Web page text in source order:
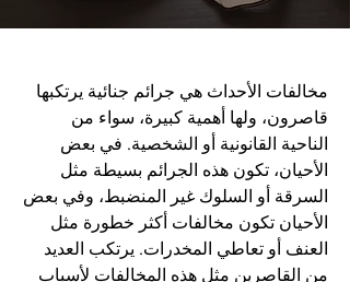
مخالفات الأحداث هي جرائم جنائية يرتكبها
قاصرون، ولها أهمية كبيرة، سواء من
الناحية القانونية أو الشخصية. في بعض
الأحيان، تكون هذه الجرائم بسيطة مثل
السرقة أو السلوك غير المنضبط، وفي بعض
الأحيان تكون مخالفات أكثر خطورة مثل
العنف أو تعاطي المخدرات. يرتكب العديد
من القاصرين مثل هذه المخالفات لأسباب